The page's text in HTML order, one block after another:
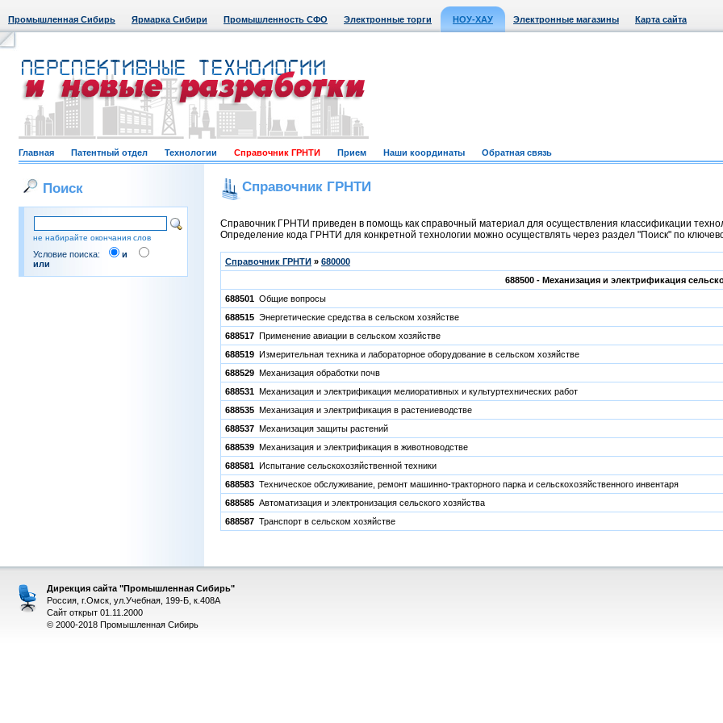
Промышленная Сибирь Ярмарка Сибири Промышленность СФО Электронные торги НОУ-ХАУ Электронные магазины Карта сайта
Главная Патентный отдел Технологии Справочник ГРНТИ Прием Наши координаты Обратная связь
Поиск
не набирайте окончания слов
Условие поиска:
и
или
Справочник ГРНТИ
Справочник ГРНТИ приведен в помощь как справочный материал для осуществления классификации
Определение кода ГРНТИ для конкретной технологии можно осуществлять через раздел "Поиск" по
Справочник ГРНТИ » 680000
688500 - Механизация и электрификация
688501 Общие вопросы
688515 Энергетические средства в сельском хозяйстве
688517 Применение авиации в сельском хозяйстве
688519 Измерительная техника и лабораторное оборудование в сельском хозяйстве
688529 Механизация обработки почв
688531 Механизация и электрификация мелиоративных и культуртехнических работ
688535 Механизация и электрификация в растениеводстве
688537 Механизация защиты растений
688539 Механизация и электрификация в животноводстве
688581 Испытание сельскохозяйственной техники
688583 Техническое обслуживание, ремонт машинно-тракторного парка и сельскохозяйственного инвентаря
688585 Автоматизация и электронизация сельского хозяйства
688587 Транспорт в сельском хозяйстве
Дирекция сайта "Промышленная Сибирь"
Россия, г.Омск, ул.Учебная, 199-Б, к.408А
Сайт открыт 01.11.2000
© 2000-2018 Промышленная Сибирь